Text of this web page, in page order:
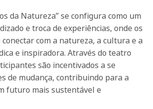
da Natureza” se configura como um
e troca de experiências, onde os
conectar com a natureza, a cultura e a
e inspiradora. Através do teatro
são incentivados a se
de mudança, contribuindo para a
futuro mais sustentável e